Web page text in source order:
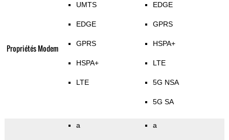
Propriétés Modem
UMTS
EDGE
GPRS
HSPA+
LTE
EDGE
GPRS
HSPA+
LTE
5G NSA
5G SA
a a